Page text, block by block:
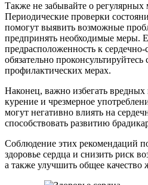
Также не забывайте о
Периодические проверки
помогут выявить возможные
предпринять необходимые меры.
предрасположенность к
обязательно
профилактических мерах.
Наконец, важно избегать
курение и чрезмерное
могут негативно влиять на
способствовать развитию
Соблюдение этих рекомендаций
здоровье сердца и снизить риск
а также улучшить общее качество